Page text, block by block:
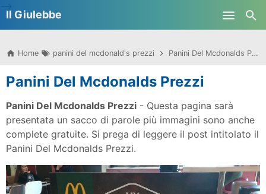
Il Giulebbe
Home panini del mcdonald's prezzi Panini Del Mcdonalds Prezzi
Panini Del Mcdonalds Prezzi
Panini Del Mcdonalds Prezzi - Questa pagina sarà
presentata un sacco di parole più immagini sono anche
complete gratuite. Si prega di leggere il post intitolato il
Panini Del Mcdonalds Prezzi.